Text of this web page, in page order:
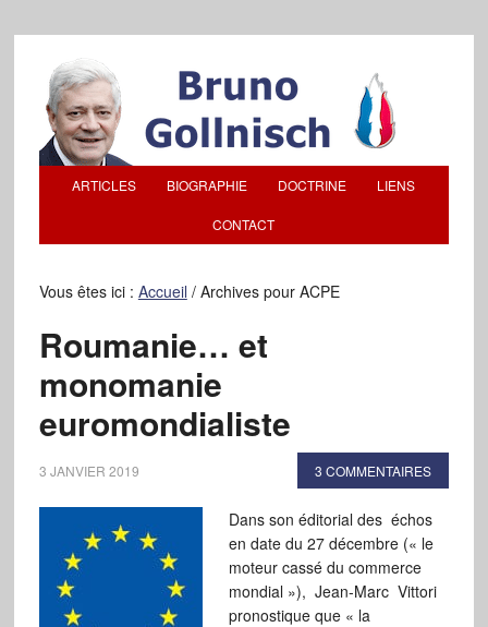
ARTICLES BIOGRAPHIE DOCTRINE LIENS
CONTACT
Vous êtes ici : Accueil /Archives pour ACPE
Roumanie… et
monomanie
euromondialiste
3 JANVIER 2019 3 COMMENTAIRES
Dans son éditorial des échos
en date du 27 décembre (« le
moteur cassé du commerce
mondial »), Jean-Marc Vittori
pronostique que « la